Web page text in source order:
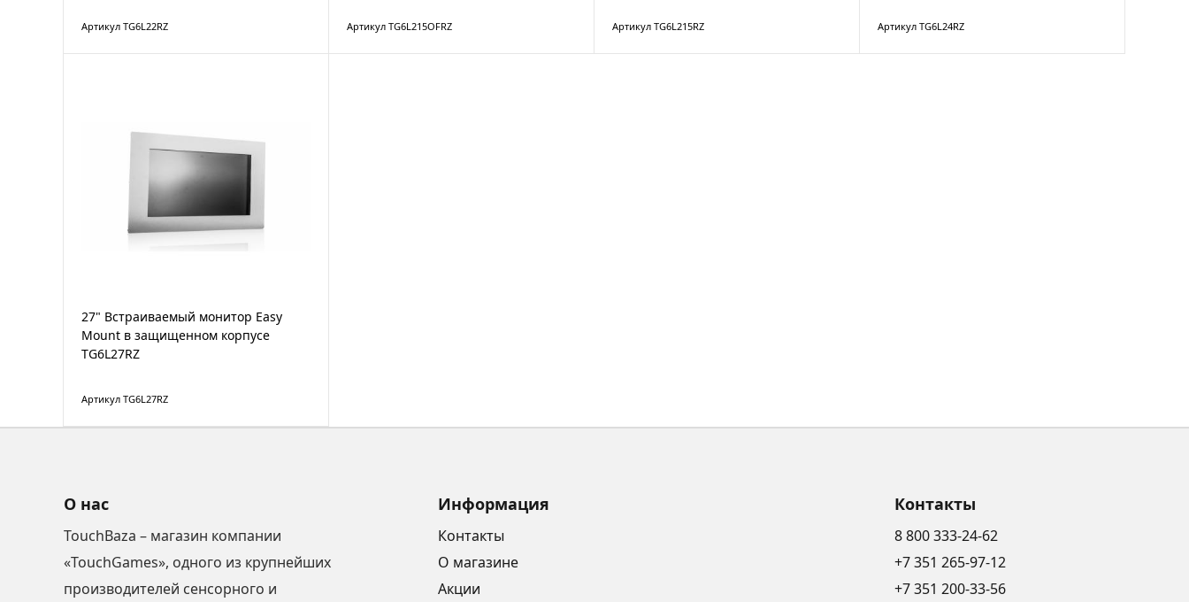
Артикул TG6L22RZ Артикул TG6L215OFRZ Артикул TG6L215RZ Артикул TG6L24RZ
27" Встраиваемый монитор Easy
Mount в защищенном корпусе
TG6L27RZ
Артикул TG6L27RZ
О нас
TouchBaza – магазин компании
«TouchGames», одного из крупнейших
производителей сенсорного и
Информация
Контакты
О магазине
Акции
Контакты
8 800 333-24-62
+7 351 265-97-12
+7 351 200-33-56